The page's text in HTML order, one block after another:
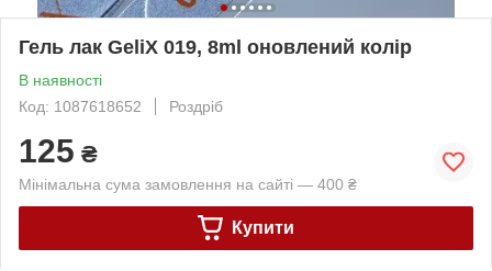
Гель лак GeliX 019, 8ml оновлений колір
В наявності
Код: 1087618652
Роздріб
125 ₴
Мінімальна сума замовлення на сайті — 400 ₴
Купити